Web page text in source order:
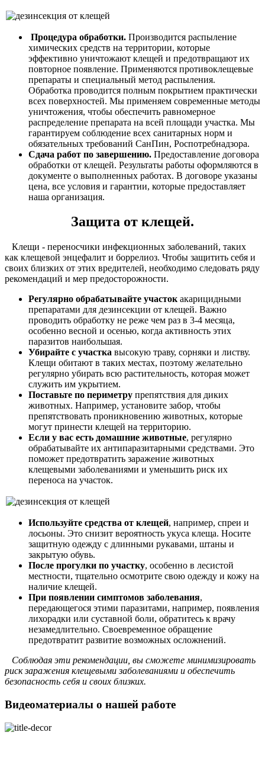
Процедура обработки. Производится распыление
химических средств на территории, которые
эффективно уничтожают клещей и предотвращают их
повторное появление. Применяются противоклещевые
препараты и специальный метод распыления.
Обработка проводится полным покрытием практически
всех поверхностей. Мы применяем современные методы
уничтожения, чтобы обеспечить равномерное
распределение препарата на всей площади участка. Мы
гарантируем соблюдение всех санитарных норм и
обязательных требований СанПин, Роспотребнадзора.
Сдача работ по завершению. Предоставление договора
обработки от клещей. Результаты работы оформляются в
документе о выполненных работах. В договоре указаны
цена, все условия и гарантии, которые предоставляет
наша организация.
Защита от клещей.
Клещи - переносчики инфекционных заболеваний, таких
как клещевой энцефалит и боррелиоз. Чтобы защитить себя и
своих близких от этих вредителей, необходимо следовать ряду
рекомендаций и мер предосторожности.
Регулярно обрабатывайте участок акарицидными
препаратами для дезинсекции от клещей. Важно
проводить обработку не реже чем раз в 3-4 месяца,
особенно весной и осенью, когда активность этих
паразитов наибольшая.
Убирайте с участка высокую траву, сорняки и листву.
Клещи обитают в таких местах, поэтому желательно
регулярно убирать всю растительность, которая может
служить им укрытием.
Поставьте по периметру препятствия для диких
животных. Например, установите забор, чтобы
препятствовать проникновению животных, которые
могут принести клещей на территорию.
Если у вас есть домашние животные, регулярно
обрабатывайте их антипаразитарными средствами. Это
поможет предотвратить заражение животных
клещевыми заболеваниями и уменьшить риск их
переноса на участок.
Используйте средства от клещей, например, спреи и
лосьоны. Это снизит вероятность укуса клеща. Носите
защитную одежду с длинными рукавами, штаны и
закрытую обувь.
После прогулки по участку, особенно в лесистой
местности, тщательно осмотрите свою одежду и кожу на
наличие клещей.
При появлении симптомов заболевания,
передающегося этими паразитами, например, появления
лихорадки или суставной боли, обратитесь к врачу
незамедлительно. Своевременное обращение
предотвратит развитие возможных осложнений.
Соблюдая эти рекомендации, вы сможете минимизировать
риск заражения клещевыми заболеваниями и обеспечить
безопасность себя и своих близких.
Видеоматериалы о нашей работе